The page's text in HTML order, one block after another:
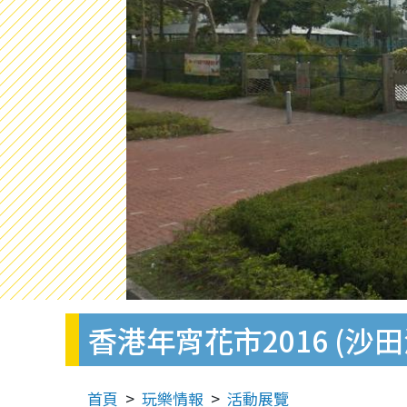
香港年宵花市2016 (沙
首頁 玩樂情報 活動展覽